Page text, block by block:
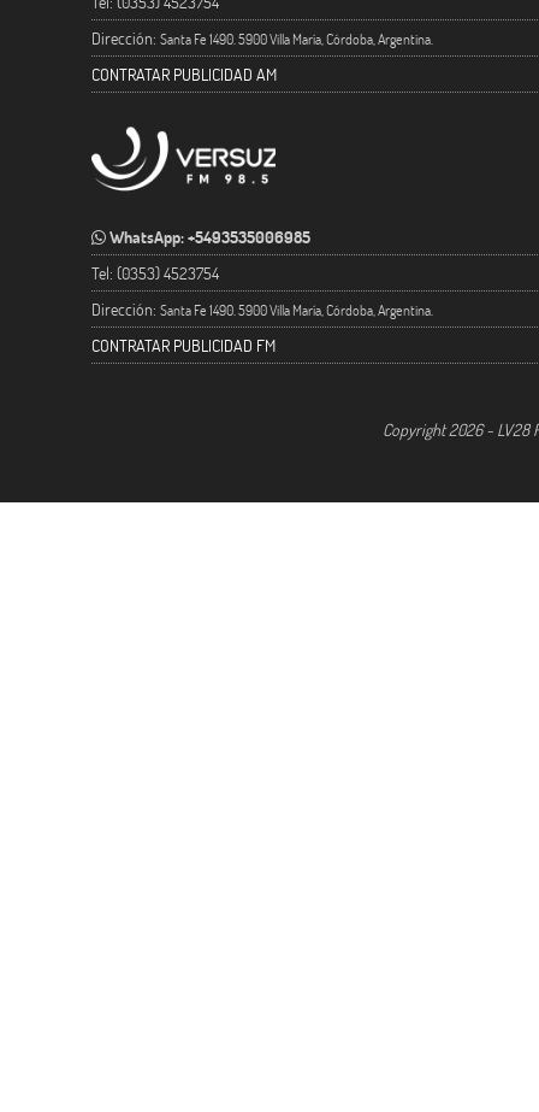
Dirección: Santa Fe 1490. 5900 Villa María, Córdoba, Argentina.
CONTRATAR PUBLICIDAD AM
WhatsApp: +5493535006985
Tel: (0353) 4523754
Dirección: Santa Fe 1490. 5900 Villa María, Córdoba, Argentina.
CONTRATAR PUBLICIDAD FM
Copyright 2026 - LV28